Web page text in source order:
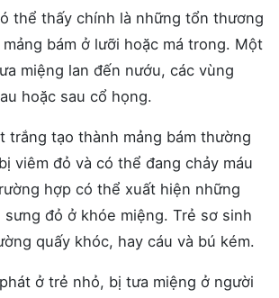
thể thấy chính là những tổn thương
bám ở lưỡi hoặc má trong. Một
miệng lan đến nướu, các vùng
hoặc sau cổ họng.
trắng tạo thành mảng bám thường
viêm đỏ và có thể đang chảy máu
hợp có thể xuất hiện những
đỏ ở khóe miệng. Trẻ sơ sinh
quấy khóc, hay cáu và bú kém.
ở trẻ nhỏ, bị tưa miệng ở người